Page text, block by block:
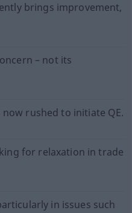
brings improvement,
– not its
rushed to initiate QE.
for relaxation in trade
in issues such